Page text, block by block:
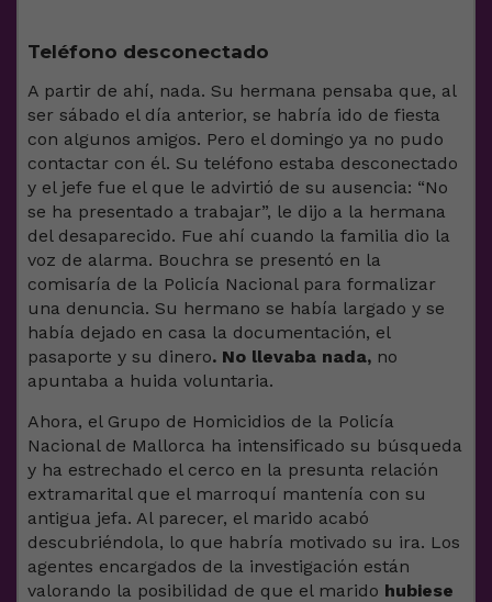
Teléfono desconectado
A partir de ahí, nada. Su hermana pensaba que, al
ser sábado el día anterior, se habría ido de fiesta
con algunos amigos. Pero el domingo ya no pudo
contactar con él. Su teléfono estaba desconectado
y el jefe fue el que le advirtió de su ausencia: “No
se ha presentado a trabajar”, le dijo a la hermana
del desaparecido. Fue ahí cuando la familia dio la
voz de alarma. Bouchra se presentó en la
comisaría de la Policía Nacional para formalizar
una denuncia. Su hermano se había largado y se
había dejado en casa la documentación, el
pasaporte y su dinero. No llevaba nada, no
apuntaba a huida voluntaria.
Ahora, el Grupo de Homicidios de la Policía
Nacional de Mallorca ha intensificado su búsqueda
y ha estrechado el cerco en la presunta relación
extramarital que el marroquí mantenía con su
antigua jefa. Al parecer, el marido acabó
descubriéndola, lo que habría motivado su ira. Los
agentes encargados de la investigación están
valorando la posibilidad de que el marido hubiese